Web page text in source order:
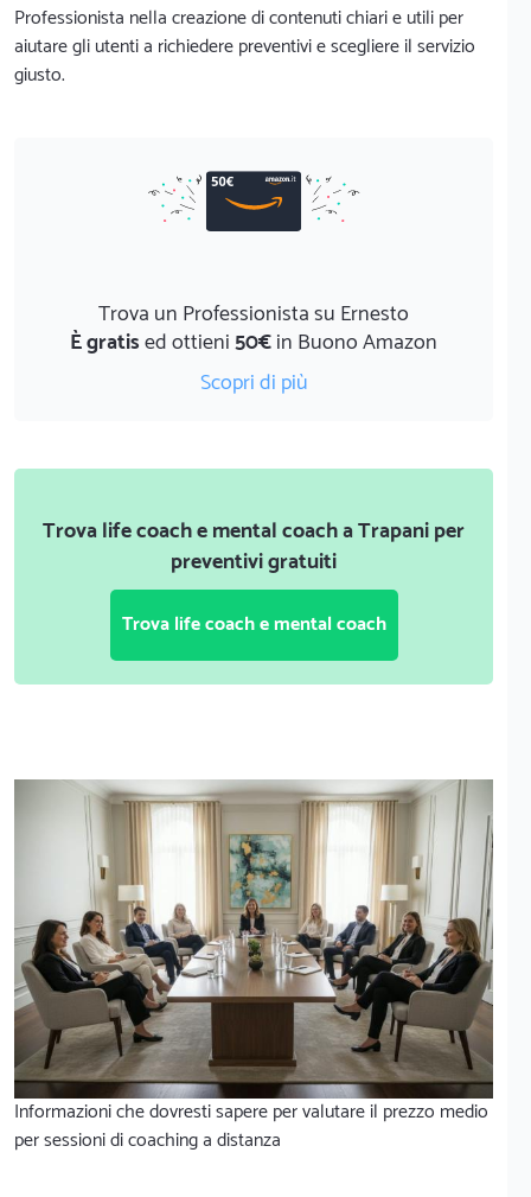
Professionista nella creazione di contenuti chiari e utili per
aiutare gli utenti a richiedere preventivi e scegliere il servizio
giusto.
Trova un Professionista su Ernesto
È gratised ottieni50€in Buono Amazon
Scopri di più
Trova life coach e mental coach a Trapani per
preventivi gratuiti
Trova life coach e mental coach
Informazioni che dovresti sapere per valutare il prezzo medio
per sessioni di coaching a distanza